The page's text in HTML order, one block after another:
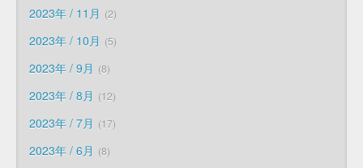
2023年 / 11月 2
2023年 / 10月 5
2023年 / 9月 8
2023年 / 8月 12
2023年 / 7月 17
2023年 / 6月 8